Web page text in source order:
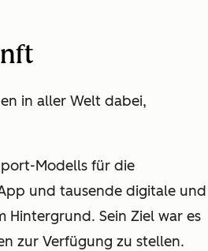
in aller Welt dabei,
Modells für die
und tausende digitale und
Hintergrund. Sein Ziel war es
zur Verfügung zu stellen.